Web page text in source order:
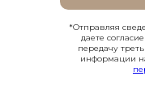
*Отправляя
даете
передачу
информации